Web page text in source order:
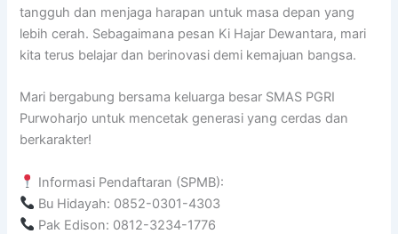
tangguh dan menjaga harapan untuk masa depan yang
lebih cerah. Sebagaimana pesan Ki Hajar Dewantara, mari
kita terus belajar dan berinovasi demi kemajuan bangsa.
Mari bergabung bersama keluarga besar SMAS PGRI
Purwoharjo untuk mencetak generasi yang cerdas dan
berkarakter!
Informasi Pendaftaran (SPMB):
Bu Hidayah: 0852-0301-4303
Pak Edison: 0812-3234-1776